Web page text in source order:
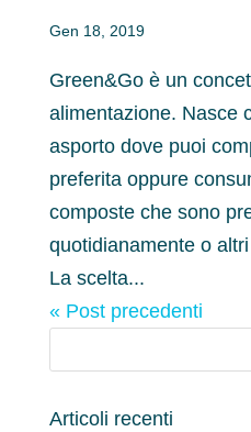
Gen 18, 2019
Green&Go è un
alimentazione. Nasce
asporto dove puoi
preferita oppure
composte che sono
quotidianamente o
La scelta...
« Post precedenti
Articoli recenti